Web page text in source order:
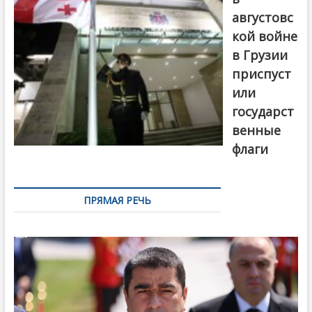
августовс
кой войне
в Грузии
приспуст
или
государст
венные
флаги
ПРЯМАЯ РЕЧЬ